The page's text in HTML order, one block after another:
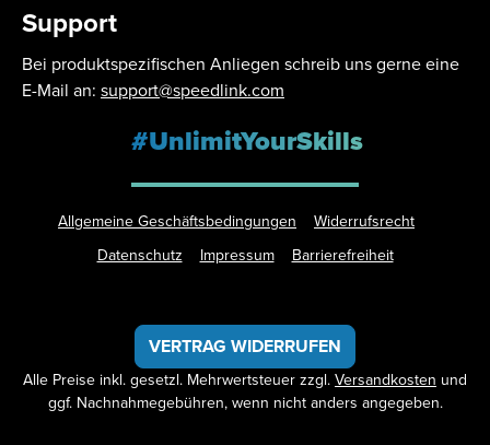
Support
Bei produktspezifischen Anliegen schreib uns gerne eine
E-Mail an: support@speedlink.com
#UnlimitYourSkills
Allgemeine Geschäftsbedingungen
Widerrufsrecht
Datenschutz
Impressum Barrierefreiheit
VERTRAG WIDERRUFEN
Alle Preise inkl. gesetzl. Mehrwertsteuer zzgl.Versandkosten und
ggf. Nachnahmegebühren, wenn nicht anders angegeben.